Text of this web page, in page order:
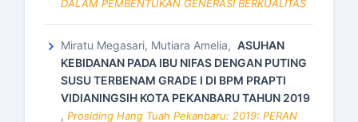
DALAM PEMBENTUKAN GENERASI BERKUALITAS
Miratu Megasari, Mutiara Amelia, ASUHAN
KEBIDANAN PADA IBU NIFAS DENGAN PUTING
SUSU TERBENAM GRADE I DI BPM PRAPTI
VIDIANINGSIH KOTA PEKANBARU TAHUN 2019
, Prosiding Hang Tuah Pekanbaru: 2019: PERAN